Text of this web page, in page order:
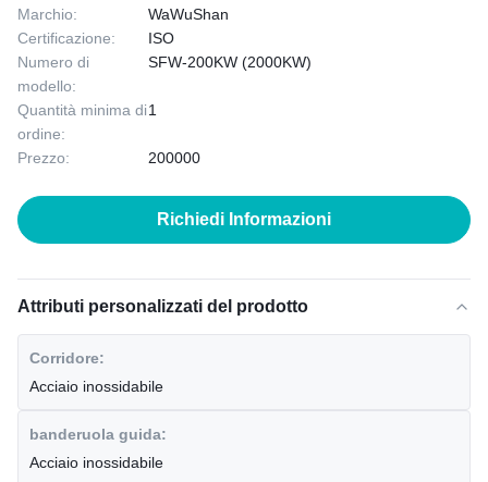
Marchio:
WaWuShan
Certificazione:
ISO
Numero di
modello:
SFW-200KW (2000KW)
Quantità minima di
ordine:
1
Prezzo: 200000
Richiedi Informazioni
Attributi personalizzati del prodotto
Corridore:
Acciaio inossidabile
banderuola guida:
Acciaio inossidabile